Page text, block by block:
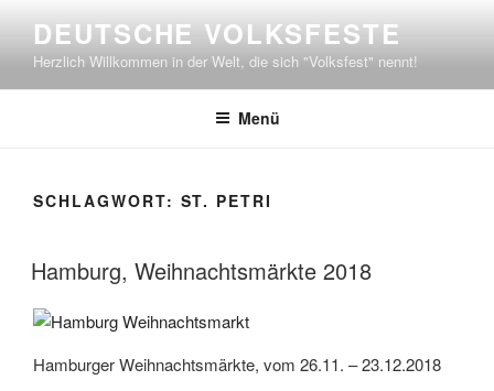
springen
DEUTSCHE VOLKSFESTE
Herzlich Willkommen in der Welt, die sich "Volksfest" nennt!
Menü
SCHLAGWORT: ST. PETRI
Hamburg, Weihnachtsmärkte 2018
Hamburger Weihnachtsmärkte, vom 26.11. – 23.12.2018